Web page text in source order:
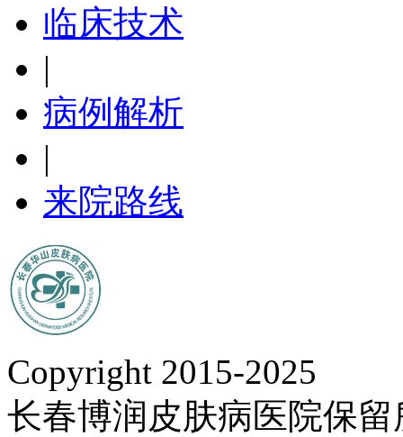
临床技术
|
病例解析
|
来院路线
Copyright 2015-2025
长春博润皮肤病医院保